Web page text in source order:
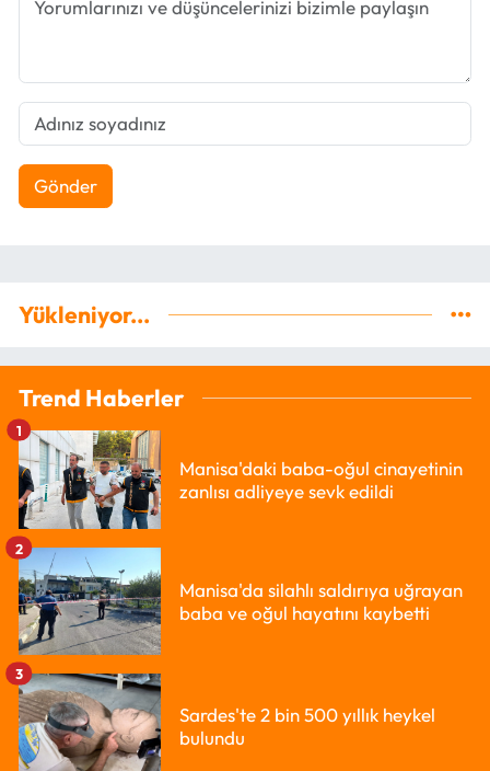
Gönder
Yükleniyor...
Trend Haberler
Manisa'daki baba-oğul cinayetinin
zanlısı adliyeye sevk edildi
1
Manisa'da silahlı saldırıya uğrayan
baba ve oğul hayatını kaybetti
2
Sardes'te 2 bin 500 yıllık heykel
bulundu
3